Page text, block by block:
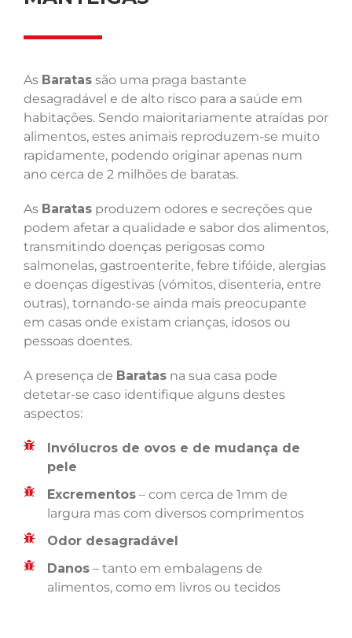
As Baratas são uma praga bastante
desagradável e de alto risco para a saúde em
habitações. Sendo maioritariamente atraídas por
alimentos, estes animais reproduzem-se muito
rapidamente, podendo originar apenas num
ano cerca de 2 milhões de baratas.
As Baratas produzem odores e secreções que
podem afetar a qualidade e sabor dos alimentos,
transmitindo doenças perigosas como
salmonelas, gastroenterite, febre tifóide, alergias
e doenças digestivas (vómitos, disenteria, entre
outras), tornando-se ainda mais preocupante
em casas onde existam crianças, idosos ou
pessoas doentes.
A presença de Baratas na sua casa pode
detetar-se caso identifique alguns destes
aspectos:
Invólucros de ovos e de mudança de
pele
Excrementos – com cerca de 1mm de
largura mas com diversos comprimentos
Odor desagradável
Danos – tanto em embalagens de
alimentos, como em livros ou tecidos